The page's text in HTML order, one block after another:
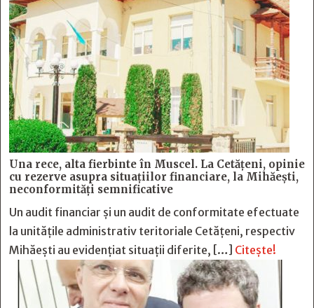
Una rece, alta fierbinte în Muscel. La Cetăţeni, opinie
cu rezerve asupra situaţiilor financiare, la Mihăeşti,
neconformităţi semnificative
Un audit financiar și un audit de conformitate efectuate
la unitățile administrativ teritoriale Cetățeni, respectiv
Mihăești au evidențiat situații diferite, […] Citește!